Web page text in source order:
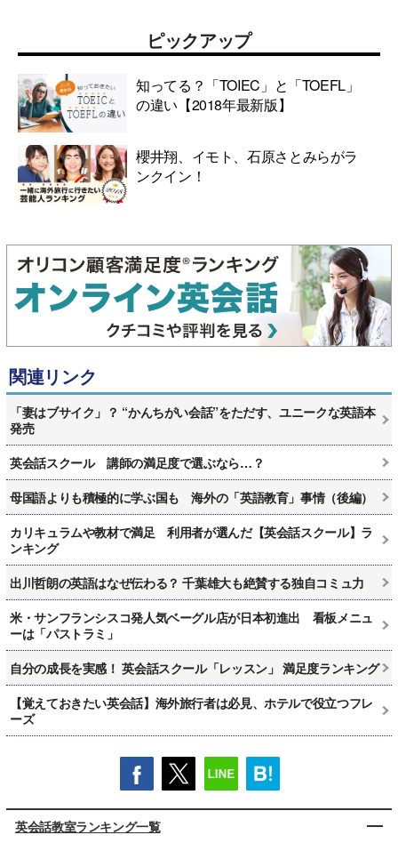
ピックアップ
知ってる？「TOIEC」と「TOEFL」
の違い【2018年最新版】
櫻井翔、イモト、石原さとみらがラ
ンクイン！
関連リンク
「妻はブサイク」？ “かんちがい会話”をただす、ユニークな英語本
発売
英会話スクール 講師の満足度で選ぶなら…？
母国語よりも積極的に学ぶ国も 海外の「英語教育」事情（後編）
カリキュラムや教材で満足 利用者が選んだ【英会話スクール】ラ
ンキング
出川哲朗の英語はなぜ伝わる？ 千葉雄大も絶賛する独自コミュ力
米・サンフランシスコ発人気ベーグル店が日本初進出 看板メニュ
ーは「パストラミ」
自分の成長を実感！ 英会話スクール「レッスン」 満足度ランキング
【覚えておきたい英会話】海外旅行者は必見、ホテルで役立つフレ
ーズ
英会話教室ランキング一覧